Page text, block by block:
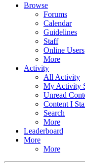
Browse
Forums
Calendar
Guidelines
Staff
Online Users
More
Activity
All Activity
My Activity
Unread
Content I
Search
More
Leaderboard
More
More